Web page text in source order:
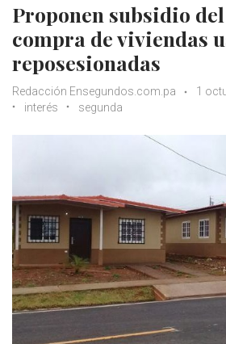
Proponen subsidio del
compra de viviendas
reposesionadas
Redacción Ensegundos.com.pa 1
interés
segunda